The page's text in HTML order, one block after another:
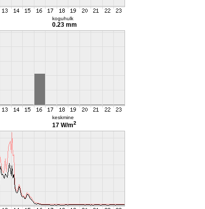
koguhulk
0.23 mm
keskmine
17 W/m2